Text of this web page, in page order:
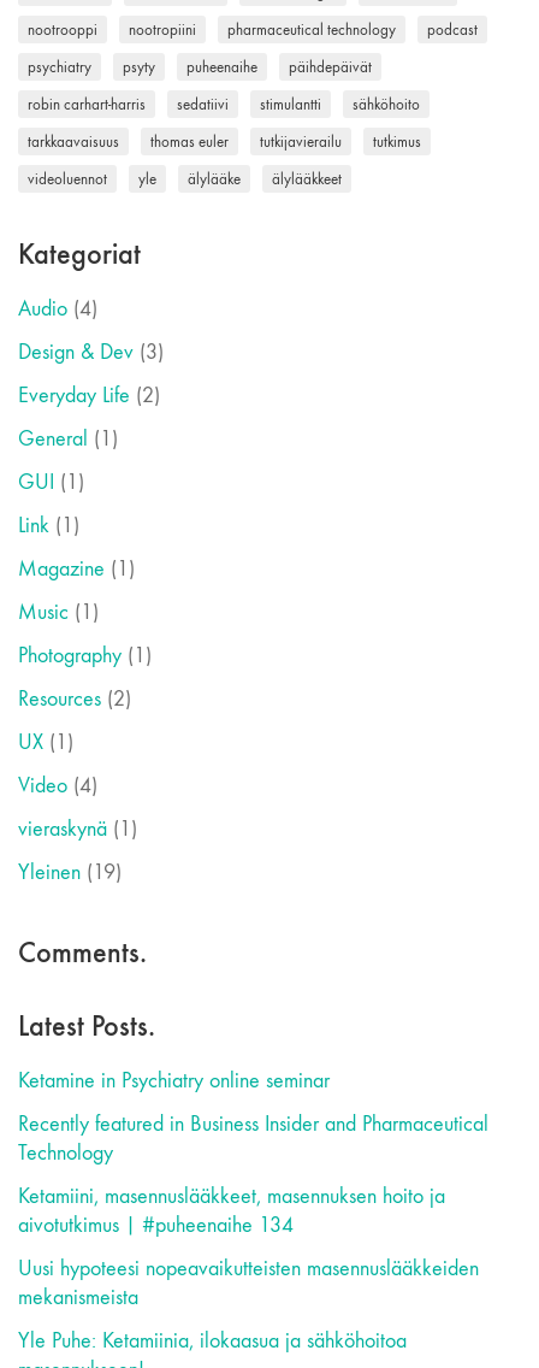
nootrooppi nootropiini pharmaceutical technology podcast
psychiatry psyty puheenaihe päihdepäivät
robin carhart-harris sedatiivi stimulantti sähköhoito
tarkkaavaisuus thomas euler tutkijavierailu tutkimus
videoluennot yle älylääke älylääkkeet
Kategoriat
Audio (4)
Design & Dev (3)
Everyday Life (2)
General (1)
GUI (1)
Link (1)
Magazine (1)
Music (1)
Photography (1)
Resources (2)
UX (1)
Video (4)
vieraskynä (1)
Yleinen (19)
Comments.
Latest Posts.
Ketamine in Psychiatry online seminar
Recently featured in Business Insider and Pharmaceutical
Technology
Ketamiini, masennuslääkkeet, masennuksen hoito ja
aivotutkimus | #puheenaihe 134
Uusi hypoteesi nopeavaikutteisten masennuslääkkeiden
mekanismeista
Yle Puhe: Ketamiinia, ilokaasua ja sähköhoitoa